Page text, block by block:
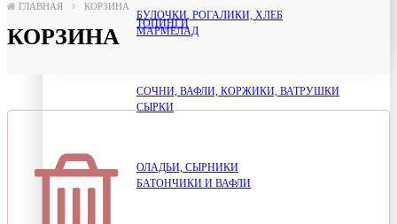
МАРМЕЛАД
СЫРКИ
БАТОНЧИКИ И ВАФЛИ
ТОПИНГИ
БУЛОЧКИ, РОГАЛИКИ, ХЛЕБ
СОЧНИ, ВАФЛИ, КОРЖИКИ, ВАТРУШКИ
ОЛАДЬИ, СЫРНИКИ
ГЛАВНАЯ КОРЗИНА
КОРЗИНА